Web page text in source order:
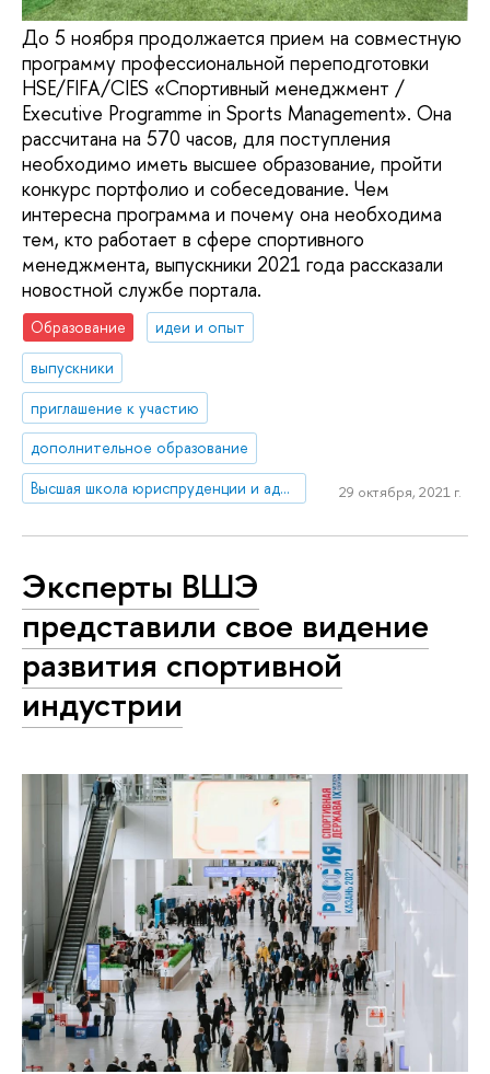
До 5 ноября продолжается прием на совместную
программу профессиональной переподготовки
HSE/FIFA/CIES «Спортивный менеджмент /
Executive Programme in Sports Management». Она
рассчитана на 570 часов, для поступления
необходимо иметь высшее образование, пройти
конкурс портфолио и собеседование. Чем
интересна программа и почему она необходима
тем, кто работает в сфере спортивного
менеджмента, выпускники 2021 года рассказали
новостной службе портала.
Образование
идеи и опыт
выпускники
приглашение к участию
дополнительное образование
Высшая школа юриспруденции и администрирования
29 октября, 2021 г.
Эксперты ВШЭ
представили свое видение
развития спортивной
индустрии